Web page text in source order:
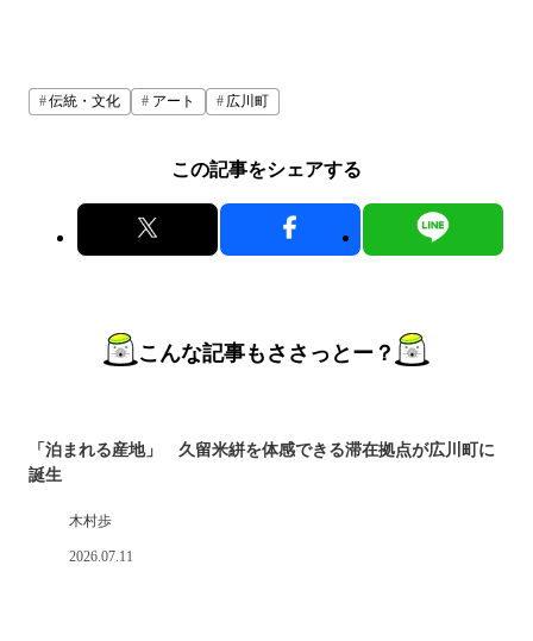
伝統・文化 アート 広川町
この記事をシェアする
こんな記事もささっとー？
「泊まれる産地」 久留米絣を体感できる滞在拠点が広川町に
誕生
木村歩
2026.07.11